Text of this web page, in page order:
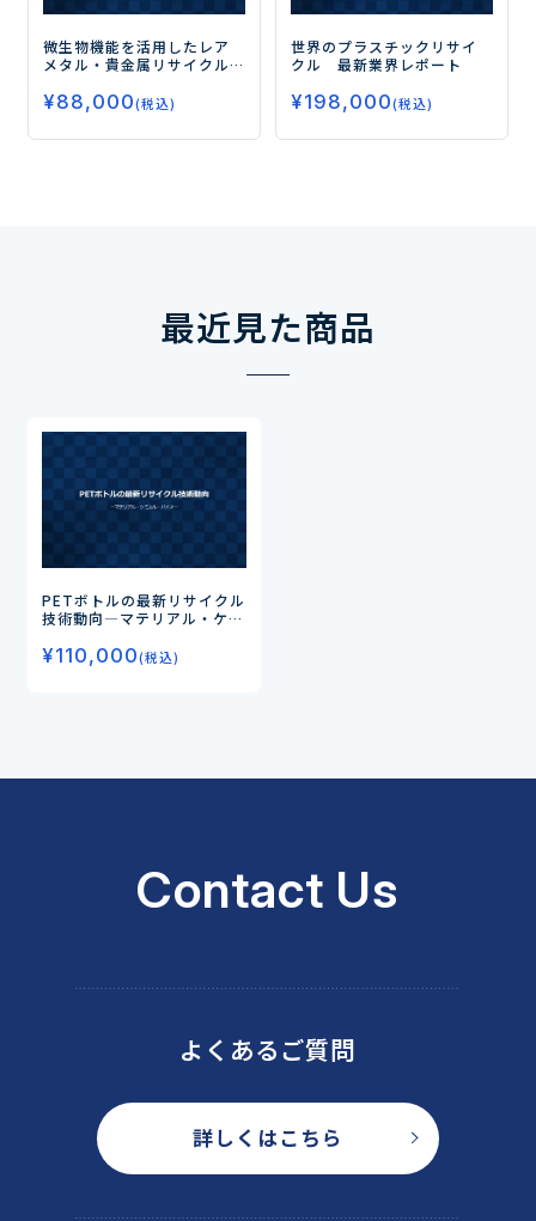
微生物機能を活用したレア
メタル・貴金属リサイクル
シーズー
¥88,000(税込)
世界のプラスチックリサイ
クル 最新業界レポート
¥198,000(税込)
最近見た商品
PETボトルの最新リサイクル
技術動向―マテリアル・ケミ
¥110,000(税込)
Contact Us
よくあるご質問
詳しくはこちら